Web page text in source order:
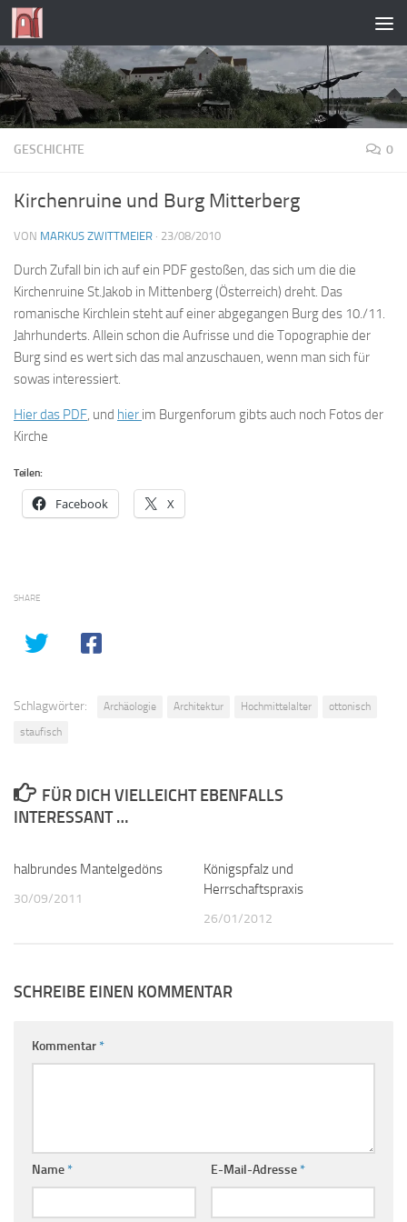
Zum Inhalt springen
GESCHICHTE 0
Kirchenruine und Burg Mitterberg
VON MARKUS ZWITTMEIER · 23/08/2010
Durch Zufall bin ich auf ein PDF gestoßen, das sich um die die
Kirchenruine St.Jakob in Mittenberg (Österreich) dreht. Das
romanische Kirchlein steht auf einer abgegangen Burg des 10./11.
Jahrhunderts. Allein schon die Aufrisse und die Topographie der
Burg sind es wert sich das mal anzuschauen, wenn man sich für
sowas interessiert.
Hier das PDF, und hier im Burgenforum gibts auch noch Fotos der
Kirche
Teilen:
Facebook X
SHARE
Schlagwörter: Archäologie Architektur Hochmittelalter
ottonisch
staufisch
FÜR DICH VIELLEICHT EBENFALLS
INTERESSANT …
halbrundes Mantelgedöns
30/09/2011
Königspfalz und
Herrschaftspraxis
26/01/2012
SCHREIBE EINEN KOMMENTAR
Kommentar*
Name* E-Mail-Adresse*